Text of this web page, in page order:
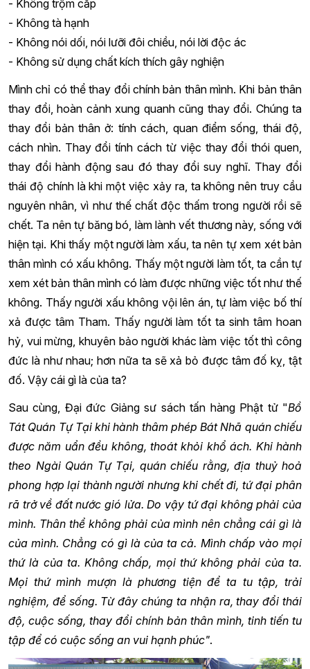
- Không trộm cắp
- Không tà hạnh
- Không nói dối, nói lưỡi đôi chiều, nói lời độc ác
- Không sử dụng chất kích thích gây nghiện
Mình chỉ có thể thay đổi chính bản thân mình. Khi bản thân
thay đổi, hoàn cảnh xung quanh cũng thay đổi. Chúng ta
thay đổi bản thân ở: tính cách, quan điểm sống, thái độ,
cách nhìn. Thay đổi tính cách từ việc thay đổi thói quen,
thay đổi hành động sau đó thay đổi suy nghĩ. Thay đổi
thái độ chính là khi một việc xảy ra, ta không nên truy cầu
nguyên nhân, vì như thế chất độc thấm trong người rồi sẽ
chết. Ta nên tự băng bó, làm lành vết thương này, sống với
hiện tại. Khi thấy một người làm xấu, ta nên tự xem xét bản
thân mình có xấu không. Thấy một người làm tốt, ta cần tự
xem xét bản thân mình có làm được những việc tốt như thế
không. Thấy người xấu không vội lên án, tự làm việc bố thí
xả được tâm Tham. Thấy người làm tốt ta sinh tâm hoan
hỷ, vui mừng, khuyên bảo người khác làm việc tốt thì công
đức là như nhau; hơn nữa ta sẽ xả bỏ được tâm đố kỵ, tật
đố. Vậy cái gì là của ta?
Sau cùng, Đại đức Giảng sư sách tấn hàng Phật tử "Bồ
Tát Quán Tự Tại khi hành thâm phép Bát Nhã quán chiếu
được năm uẩn đều không, thoát khỏi khổ ách. Khi hành
theo Ngài Quán Tự Tại, quán chiếu rằng, địa thuỷ hoả
phong hợp lại thành người nhưng khi chết đi, tứ đại phân
rã trở về đất nước gió lửa. Do vậy tứ đại không phải của
mình. Thân thể không phải của mình nên chẳng cái gì là
của mình. Chẳng có gì là của ta cả. Mình chấp vào mọi
thứ là của ta. Không chấp, mọi thứ không phải của ta.
Mọi thứ mình mượn là phương tiện để ta tu tập, trải
nghiệm, để sống. Từ đây chúng ta nhận ra, thay đổi thái
độ, cuộc sống, thay đổi chính bản thân mình, tinh tiến tu
tập để có cuộc sống an vui hạnh phúc".